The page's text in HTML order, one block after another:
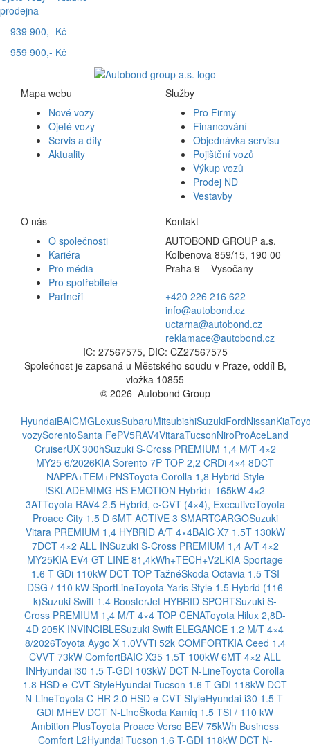
prodejna
939 900,- Kč
959 900,- Kč
Mapa webu
Nové vozy
Ojeté vozy
Servis a díly
Aktuality
Služby
Pro Firmy
Financování
Objednávka servisu
Pojištění vozů
Výkup vozů
Prodej ND
Vestavby
O nás
O společnosti
Kariéra
Pro média
Pro spotřebitele
Partneři
Kontakt
AUTOBOND GROUP a.s.
Kolbenova 859/15, 190 00
Praha 9 – Vysočany
+420 226 216 622
info@autobond.cz
uctarna@autobond.cz
reklamace@autobond.cz
IČ: 27567575, DIČ: CZ27567575
Společnost je zapsaná u Městského soudu v Praze, oddíl B,
vložka 10855
© 2026 Autobond Group
HyundaiBAICMGLexusSubaruMitsubishiSuzukiFordNissanKia
vozySorentoSanta FePV5RAV4VitaraTucsonNiroProAceLand
CruiserUX 300hSuzuki S-Cross PREMIUM 1,4 M/T 4×2
MY25 6/2026KIA Sorento 7P TOP 2,2 CRDi 4×4 8DCT
NAPPA+TEM+PNSToyota Corolla 1,8 Hybrid Style
!SKLADEM!MG HS EMOTION Hybrid+ 165kW 4×2
3ATToyota RAV4 2.5 Hybrid, e-CVT (4×4), ExecutiveToyota
Proace City 1,5 D 6MT ACTIVE 3 SMARTCARGOSuzuki
Vitara PREMIUM 1,4 HYBRID A/T 4×4BAIC X7 1.5T 130kW
7DCT 4×2 ALL INSuzuki S-Cross PREMIUM 1,4 A/T 4×2
MY25KIA EV4 GT LINE 81,4kWh+TECH+V2LKIA Sportage
1.6 T-GDi 110kW DCT TOP TažnéŠkoda Octavia 1.5 TSI
DSG / 110 kW SportLineToyota Yaris Style 1.5 Hybrid (116
k)Suzuki Swift 1.4 BoosterJet HYBRID SPORTSuzuki S-
Cross PREMIUM 1,4 M/T 4×4 TOP CENAToyota Hilux 2,8D-
4D 205K INVINCIBLESuzuki Swift ELEGANCE 1.2 M/T 4×4
8/2026Toyota Aygo X 1,0VVTi 52k COMFORTKIA Ceed 1.4
CVVT 73kW ComfortBAIC X35 1.5T 100kW 6MT 4×2 ALL
INHyundai i30 1.5 T-GDI 103kW DCT N-LineToyota Corolla
1.8 HSD e-CVT StyleHyundai Tucson 1.6 T-GDI 118kW DCT
N-LineToyota C-HR 2.0 HSD e-CVT StyleHyundai i30 1.5 T-
GDI MHEV DCT N-LineŠkoda Kamiq 1.5 TSI / 110 kW
Ambition PlusToyota Proace Verso BEV 75kWh Business
Comfort L2Hyundai Tucson 1.6 T-GDI 118kW DCT N-